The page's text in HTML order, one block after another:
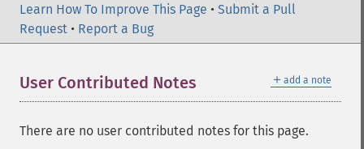
Learn How To Improve This Page • Submit a Pull
Request • Report a Bug
＋ add a note
User Contributed Notes
There are no user contributed notes for this page.